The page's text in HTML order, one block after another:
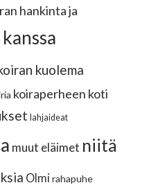
hankinta ja
kuolema
koiraperheen koti
lahjaideat
muut eläimet niitä
Olmi rahapuhe